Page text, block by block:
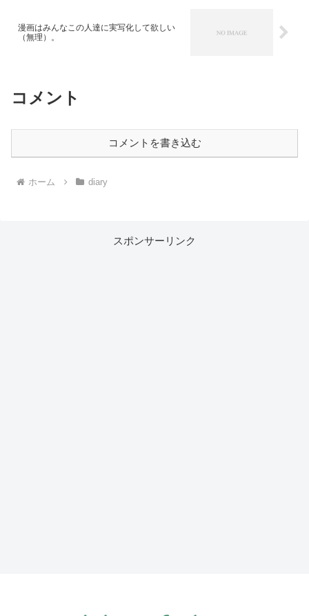
漫画はみんなこの人達に実写化して欲しい
（無理）。
コメント
コメントを書き込む
ホーム diary
スポンサーリンク